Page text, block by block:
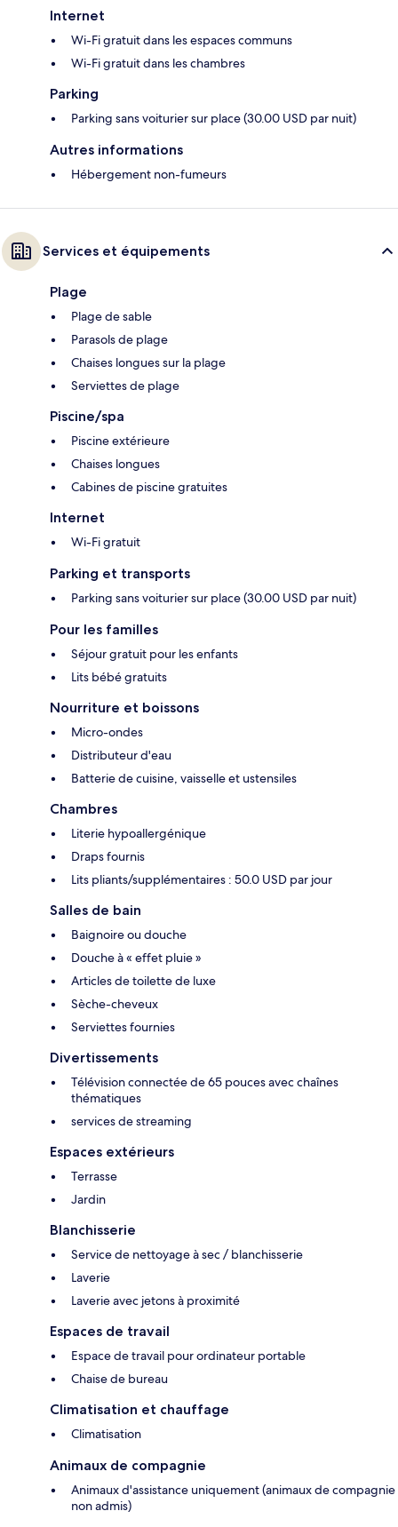
Internet
Wi-Fi gratuit dans les espaces communs
Wi-Fi gratuit dans les chambres
Parking
Parking sans voiturier sur place (30.00 USD par nuit)
Autres informations
Hébergement non-fumeurs
Services et équipements
Plage
Plage de sable
Parasols de plage
Chaises longues sur la plage
Serviettes de plage
Piscine/spa
Piscine extérieure
Chaises longues
Cabines de piscine gratuites
Internet
Wi-Fi gratuit
Parking et transports
Parking sans voiturier sur place (30.00 USD par nuit)
Pour les familles
Séjour gratuit pour les enfants
Lits bébé gratuits
Nourriture et boissons
Micro-ondes
Distributeur d'eau
Batterie de cuisine, vaisselle et ustensiles
Chambres
Literie hypoallergénique
Draps fournis
Lits pliants/supplémentaires : 50.0 USD par jour
Salles de bain
Baignoire ou douche
Douche à « effet pluie »
Articles de toilette de luxe
Sèche-cheveux
Serviettes fournies
Divertissements
Télévision connectée de 65 pouces avec chaînes
thématiques
services de streaming
Espaces extérieurs
Terrasse
Jardin
Blanchisserie
Service de nettoyage à sec / blanchisserie
Laverie
Laverie avec jetons à proximité
Espaces de travail
Espace de travail pour ordinateur portable
Chaise de bureau
Climatisation et chauffage
Climatisation
Animaux de compagnie
Animaux d'assistance uniquement (animaux de compagnie
non admis)